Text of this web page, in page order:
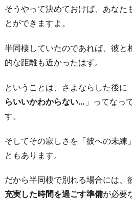
そうやって決めておけば、あなた
とができますよ。
半同棲していたのであれば、彼と
的な距離も近かったはず。
ということは、さよならした後に
らいいかわからない… 」ってなっ
す。
そしてその寂しさを「彼への未練
ともあります。
だから半同棲で別れる場合には、
充実した時間を過ごす準備が必要